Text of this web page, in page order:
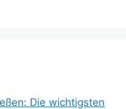
Die wichtigsten